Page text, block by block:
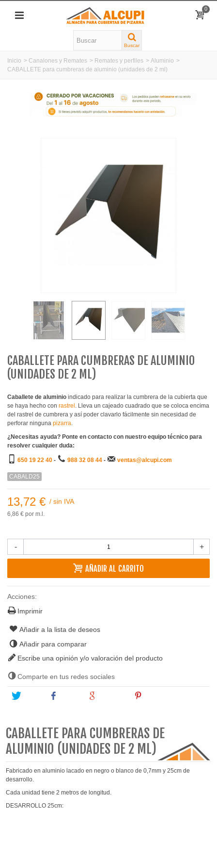
0
Buscar
Inicio > Canalones y Remates > Remates y perfiles > Aluminio >
CABALLETE para cumbreras de aluminio (unidades de 2 ml)
CABALLETE PARA CUMBRERAS DE ALUMINIO
(UNIDADES DE 2 ML)
Caballete de aluminio indicado para realizar la cumbrera de la cubierta que
se haya hecho con rastrel . Lleva un cajeado cuadrado que se coloca encima
del rastrel de cumbrera y así poder clavarlo fácilmente sin necesidad de
perforar ninguna pizarra.
¿Necesitas ayuda? Ponte en contacto con nuestro equipo técnico para
resolver cualquier duda:
650 19 22 40 - 988 32 08 44 - ventas@alcupi.com
CABALD25
13,72 € / sin IVA
6,86 € por m.l.
- +
AÑADIR AL CARRITO
Acciones:
Imprimir
Añadir a la lista de deseos
Añadir para comparar
Escribe una opinión y/o valoración del producto
Comparte en tus redes sociales
Tweet
CABALLETE PARA CUMBRERAS DE
ALUMINIO (UNIDADES DE 2 ML)
Fabricado en aluminio lacado en negro o blanco de 0,7mm y 25cm de
desarrollo.
Cada unidad tiene 2 metros de longitud.
DESARROLLO 25cm: